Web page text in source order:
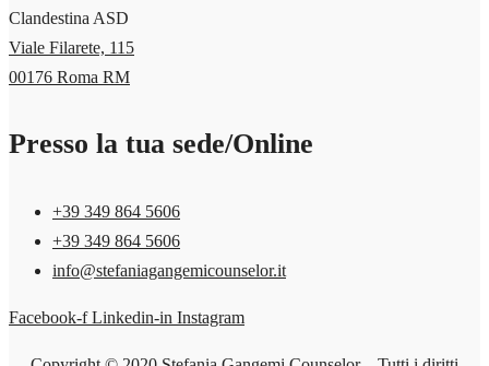
Clandestina ASD
Viale Filarete, 115
00176 Roma RM
Presso la tua sede/Online
+39 349 864 5606‬
+39 349 864 5606‬
info@stefaniagangemicounselor.it
Facebook-f Linkedin-in Instagram